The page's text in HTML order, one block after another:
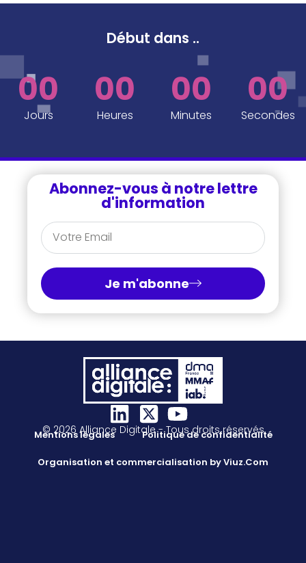
Début dans ..
00
Jours
00
Heures
00
Minutes
00
Secondes
Abonnez-vous à notre lettre
d'information
Je m'abonne
© 2026 Alliance Digitale - Tous droits réservés
Mentions légales Politique de confidentialité
Organisation et commercialisation by Viuz.Com